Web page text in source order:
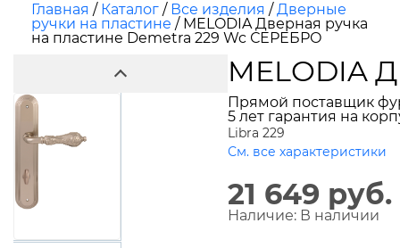
Главная / Каталог / Все изделия /Дверные
ручки на пластине / MELODIA Дверная ручка
на пластине Demetra 229 Wc СЕРЕБРО
MELODIA
Прямой поставщик
5 лет гарантия на
Libra 229
См. все характеристики
21 649 руб.
Наличие: В наличии